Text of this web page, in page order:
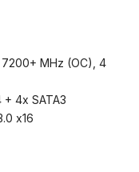
7200+ MHz (OC), 4
+ 4x SATA3
x16